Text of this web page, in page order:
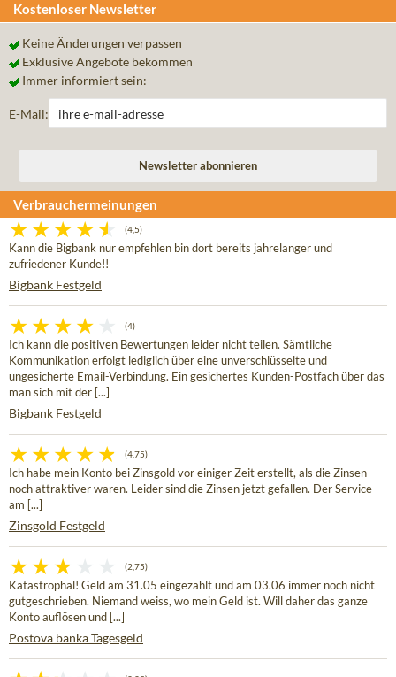
Kostenloser Newsletter
Keine Änderungen verpassen
Exklusive Angebote bekommen
Immer informiert sein:
E-Mail:
Verbrauchermeinungen
(4,5)
Kann die Bigbank nur empfehlen bin dort bereits jahrelanger und
zufriedener Kunde!!
Bigbank Festgeld
(4)
Ich kann die positiven Bewertungen leider nicht teilen. Sämtliche
Kommunikation erfolgt lediglich über eine unverschlüsselte und
ungesicherte Email-Verbindung. Ein gesichertes Kunden-Postfach über das
man sich mit der [...]
Bigbank Festgeld
(4,75)
Ich habe mein Konto bei Zinsgold vor einiger Zeit erstellt, als die Zinsen
noch attraktiver waren. Leider sind die Zinsen jetzt gefallen. Der Service
am [...]
Zinsgold Festgeld
(2,75)
Katastrophal! Geld am 31.05 eingezahlt und am 03.06 immer noch nicht
gutgeschrieben. Niemand weiss, wo mein Geld ist. Will daher das ganze
Konto auflösen und [...]
Postova banka Tagesgeld